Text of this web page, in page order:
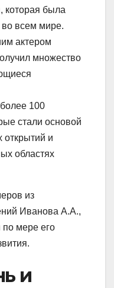
которая была
во всем мире.
актером
множество
100
стали основой
открытий и
областях
из
Иванова А.А.,
по мере его
и